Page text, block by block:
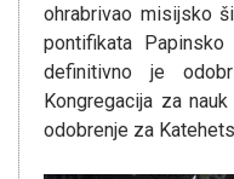
ohrabrivao misijsko
pontifikata
definitivno je
Kongregacija za
odobrenje za